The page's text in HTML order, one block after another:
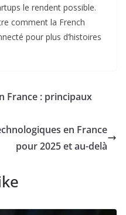
le rendent possible.
comment la French
pour plus d’histoires
France : principaux
en France
pour 2025 et au-delà